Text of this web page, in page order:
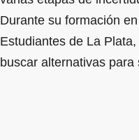
Durante su formación
Estudiantes de La
buscar alternativas